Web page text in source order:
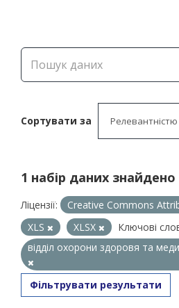
Сортувати за
1 набір даних знайдено
Ліцензії: Creative Commons
XLS
XLSX Ключові
відділ охорони здоровя та
Фільтрувати результати